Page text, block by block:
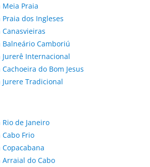
Praia
dos Ingleses
Camboriú
Internacional
do Bom Jesus
Tradicional
de Janeiro
Frio
do Cabo